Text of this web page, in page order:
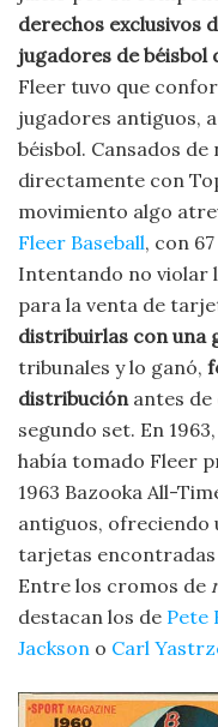
derechos exclusivos
jugadores de béisbol
Fleer tuvo que
jugadores antiguos,
béisbol. Cansados
directamente con
movimiento algo
Fleer Baseball, con
Intentando no violar
para la venta de
distribuirlas con una
tribunales y lo ganó,
distribución antes
segundo set. En
había tomado Fleer
1963 Bazooka All-
antiguos, ofreciendo
tarjetas encontradas
Entre los cromos de
destacan los de Pete
Jackson o Carl